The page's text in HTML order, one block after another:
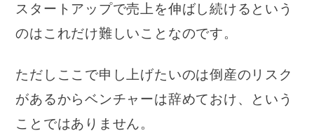
スタートアップで売上を伸ばし続けるという
のはこれだけ難しいことなのです。
ただしここで申し上げたいのは倒産のリスク
があるからベンチャーは辞めておけ、という
ことではありません。